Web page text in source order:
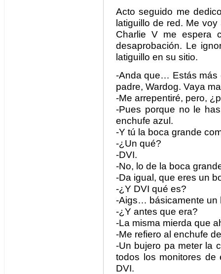
Acto seguido me
latiguillo de red. Me
Charlie V me espera
desaprobación. Le
latiguillo en su sitio.
-Anda que… Estás más
padre, Wardog. Vaya
-Me arrepentiré, pero,
-Pues porque no le
enchufe azul.
-Y tú la boca grande
-¿Un qué?
-DVI.
-No, lo de la boca
-Da igual, que eres un
-¿Y DVI qué es?
-Aigs… básicamente un
-¿Y antes que era?
-La misma mierda que
-Me refiero al enchufe
-Un bujero pa meter la
todos los monitores de
DVI.